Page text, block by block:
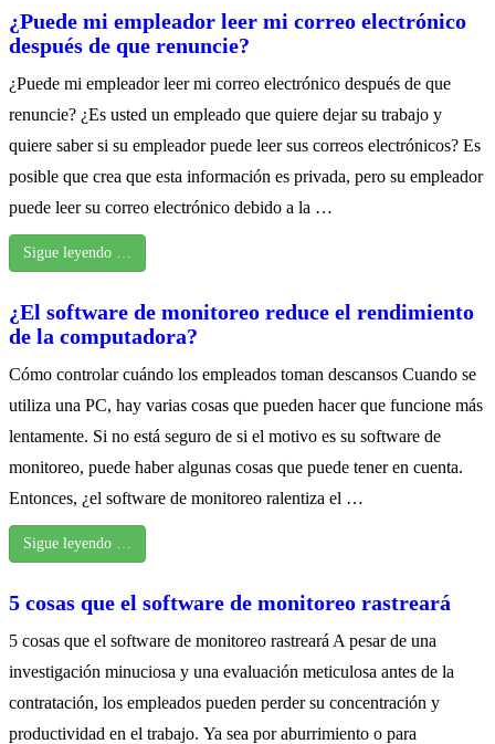
¿Puede mi empleador leer mi correo electrónico
después de que renuncie?
¿Puede mi empleador leer mi correo electrónico después de que
renuncie? ¿Es usted un empleado que quiere dejar su trabajo y
quiere saber si su empleador puede leer sus correos electrónicos? Es
posible que crea que esta información es privada, pero su empleador
puede leer su correo electrónico debido a la …
Sigue leyendo …
¿El software de monitoreo reduce el rendimiento
de la computadora?
Cómo controlar cuándo los empleados toman descansos Cuando se
utiliza una PC, hay varias cosas que pueden hacer que funcione más
lentamente. Si no está seguro de si el motivo es su software de
monitoreo, puede haber algunas cosas que puede tener en cuenta.
Entonces, ¿el software de monitoreo ralentiza el …
Sigue leyendo …
5 cosas que el software de monitoreo rastreará
5 cosas que el software de monitoreo rastreará A pesar de una
investigación minuciosa y una evaluación meticulosa antes de la
contratación, los empleados pueden perder su concentración y
productividad en el trabajo. Ya sea por aburrimiento o para